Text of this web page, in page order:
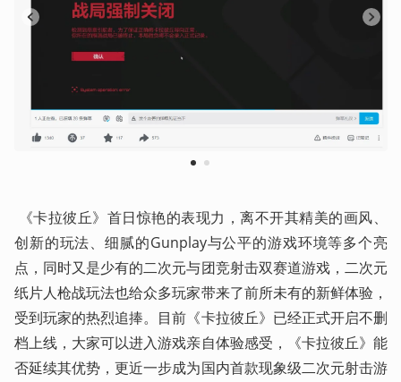
1 2
创新的玩法、细腻的Gunplay与公平的游戏环境等多个亮
点，同时又是少有的二次元与团竞射击双赛道游戏，二次元
纸片人枪战玩法也给众多玩家带来了前所未有的新鲜体验，
受到玩家的热烈追捧。目前《卡拉彼丘》已经正式开启不删
档上线，大家可以进入游戏亲自体验感受，《卡拉彼丘》能
否延续其优势，更近一步成为国内首款现象级二次元射击游